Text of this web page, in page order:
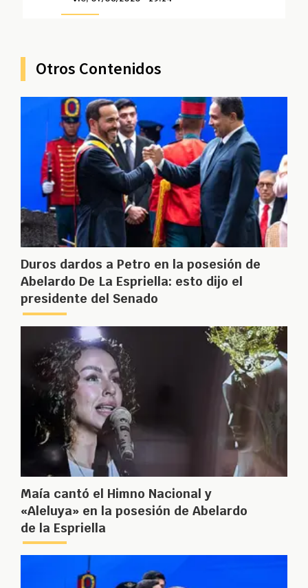
Otros Contenidos
Duros dardos a Petro en la posesión de
Abelardo De La Espriella: esto dijo el
presidente del Senado
Maía cantó el Himno Nacional y
«Aleluya» en la posesión de Abelardo
de la Espriella